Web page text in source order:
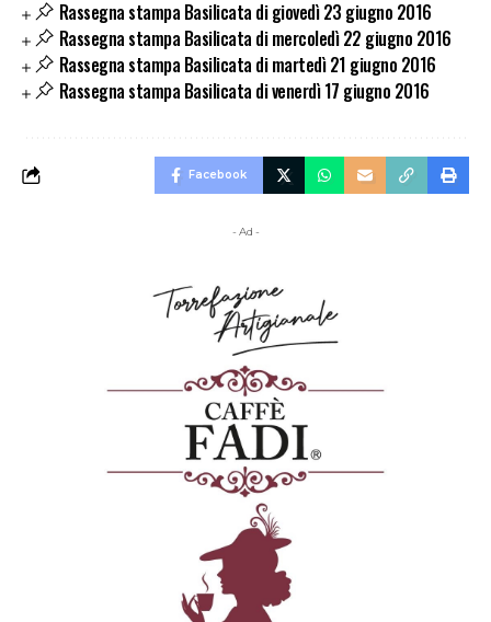
Rassegna stampa Basilicata di giovedì 23 giugno 2016
Rassegna stampa Basilicata di mercoledì 22 giugno 2016
Rassegna stampa Basilicata di martedì 21 giugno 2016
Rassegna stampa Basilicata di venerdì 17 giugno 2016
Facebook
- Ad -